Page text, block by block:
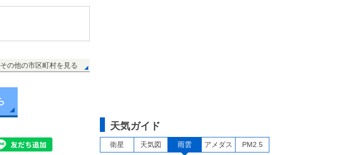
その他の市区町村を見る
天気ガイド
衛星 天気図 雨雲 アメダス PM2.5